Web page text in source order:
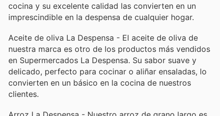
cocina y su excelente calidad las convierten en un
imprescindible en la despensa de cualquier hogar.
Aceite de oliva La Despensa - El aceite de oliva de
nuestra marca es otro de los productos más vendidos
en Supermercados La Despensa. Su sabor suave y
delicado, perfecto para cocinar o aliñar ensaladas, lo
convierten en un básico en la cocina de nuestros
clientes.